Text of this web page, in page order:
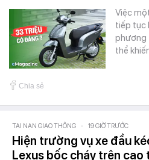
Việc
tiếp tục
phương
thể
Chia sẻ
TAI NẠN GIAO THÔNG - 19 GIỜ TRƯỚC
Hiện trường vụ xe đầu
Lexus bốc cháy trên cao